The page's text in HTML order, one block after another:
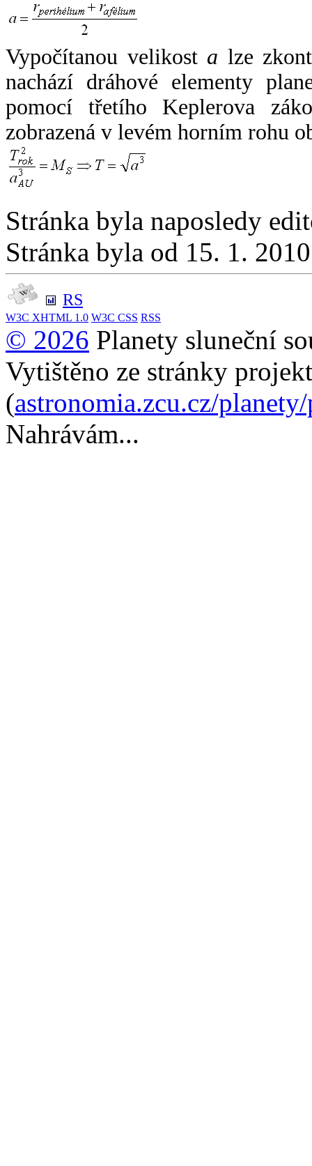
Vypočítanou velikost a lze
nachází dráhové elementy
pomocí třetího Keplerova
zobrazená v levém horním rohu
Stránka byla naposledy
Stránka byla od 15. 1.
RS
W3C XHTML 1.0 W3C CSS RSS
© 2026 Planety sluneční
Vytištěno ze stránky
(astronomia.zcu.cz/
Nahrávám...